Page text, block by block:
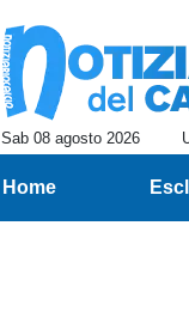
Sab 08 agosto 2026
Home